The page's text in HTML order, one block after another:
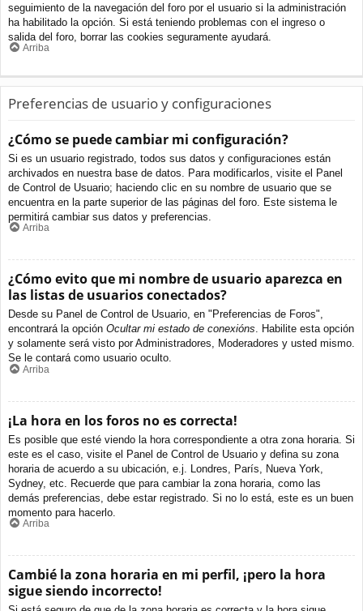
seguimiento de la navegación del foro por el usuario si la administración
ha habilitado la opción. Si está teniendo problemas con el ingreso o
salida del foro, borrar las cookies seguramente ayudará.
Arriba
Preferencias de usuario y configuraciones
¿Cómo se puede cambiar mi configuración?
Si es un usuario registrado, todos sus datos y configuraciones están
archivados en nuestra base de datos. Para modificarlos, visite el Panel
de Control de Usuario; haciendo clic en su nombre de usuario que se
encuentra en la parte superior de las páginas del foro. Este sistema le
permitirá cambiar sus datos y preferencias.
Arriba
¿Cómo evito que mi nombre de usuario aparezca en
las listas de usuarios conectados?
Desde su Panel de Control de Usuario, en "Preferencias de Foros",
encontrará la opción Ocultar mi estado de conexións. Habilite esta opción
y solamente será visto por Administradores, Moderadores y usted mismo.
Se le contará como usuario oculto.
Arriba
¡La hora en los foros no es correcta!
Es posible que esté viendo la hora correspondiente a otra zona horaria. Si
este es el caso, visite el Panel de Control de Usuario y defina su zona
horaria de acuerdo a su ubicación, e.j. Londres, París, Nueva York,
Sydney, etc. Recuerde que para cambiar la zona horaria, como las
demás preferencias, debe estar registrado. Si no lo está, este es un buen
momento para hacerlo.
Arriba
Cambié la zona horaria en mi perfil, ¡pero la hora
sigue siendo incorrecto!